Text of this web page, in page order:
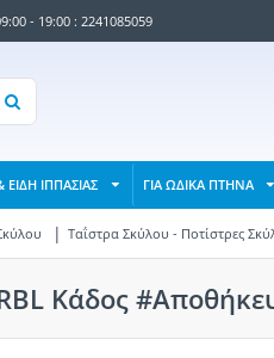
- 19:00 : 2241085059
ΕΙΔΗ ΙΠΠΑΣΙΑΣ ΓΙΑ ΩΔΙΚΑ ΠΤΗΝΑ
Ταΐστρα Σκύλου - Ποτίστρες
Κάδος